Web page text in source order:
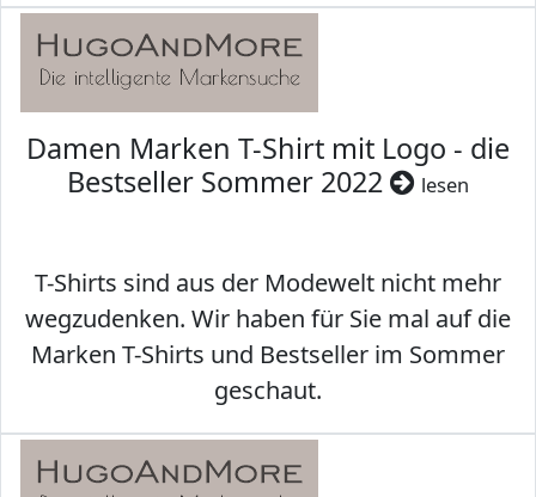
Damen Marken T-Shirt mit Logo - die
Bestseller Sommer 2022
lesen
T-Shirts sind aus der Modewelt nicht mehr
wegzudenken. Wir haben für Sie mal auf die
Marken T-Shirts und Bestseller im Sommer
geschaut.